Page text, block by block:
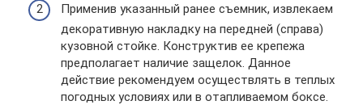
Применив указанный ранее съемник, извлекаем
декоративную накладку на передней (справа)
кузовной стойке. Конструктив ее крепежа
предполагает наличие защелок. Данное
действие рекомендуем осуществлять в теплых
погодных условиях или в отапливаемом боксе.